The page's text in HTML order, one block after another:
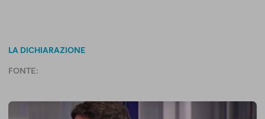
LA DICHIARAZIONE
FONTE: